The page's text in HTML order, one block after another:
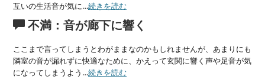
互いの生活音が気に…続きを読む
不満：音が廊下に響く
ここまで言ってしまうとわがままなのかもしれませんが、あまりにも
隣室の音が漏れずに快適なために、かえって玄関に響く声や足音が気
になってしまうよう…続きを読む